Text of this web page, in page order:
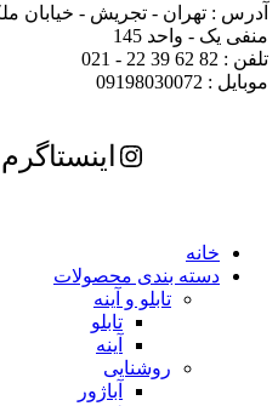
آدرس : تهران - تجریش - خیابان
منفی یک - واحد 145
تلفن : 82 62 39 22 - 021
موبایل : 09198030072
اینستاگرم
خانه
دسته بندی محصولات
تابلو و آینه
تابلو
آینه
روشنایی
آباژور